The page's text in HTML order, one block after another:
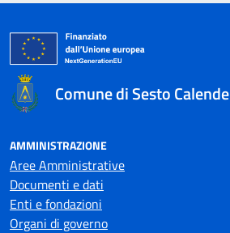
Comune di Sesto Calende
AMMINISTRAZIONE
Aree Amministrative
Documenti e dati
Enti e fondazioni
Organi di governo